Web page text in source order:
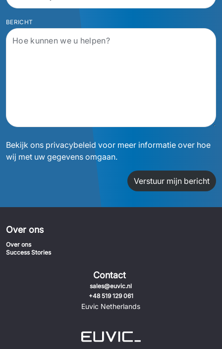
BERICHT
Bekijk ons privacybeleid voor meer informatie over hoe
wij met uw gegevens omgaan.
Verstuur mijn bericht
Over ons
Over ons
Success Stories
Contact
sales@euvic.nl
+48 519 129 061
Euvic Netherlands